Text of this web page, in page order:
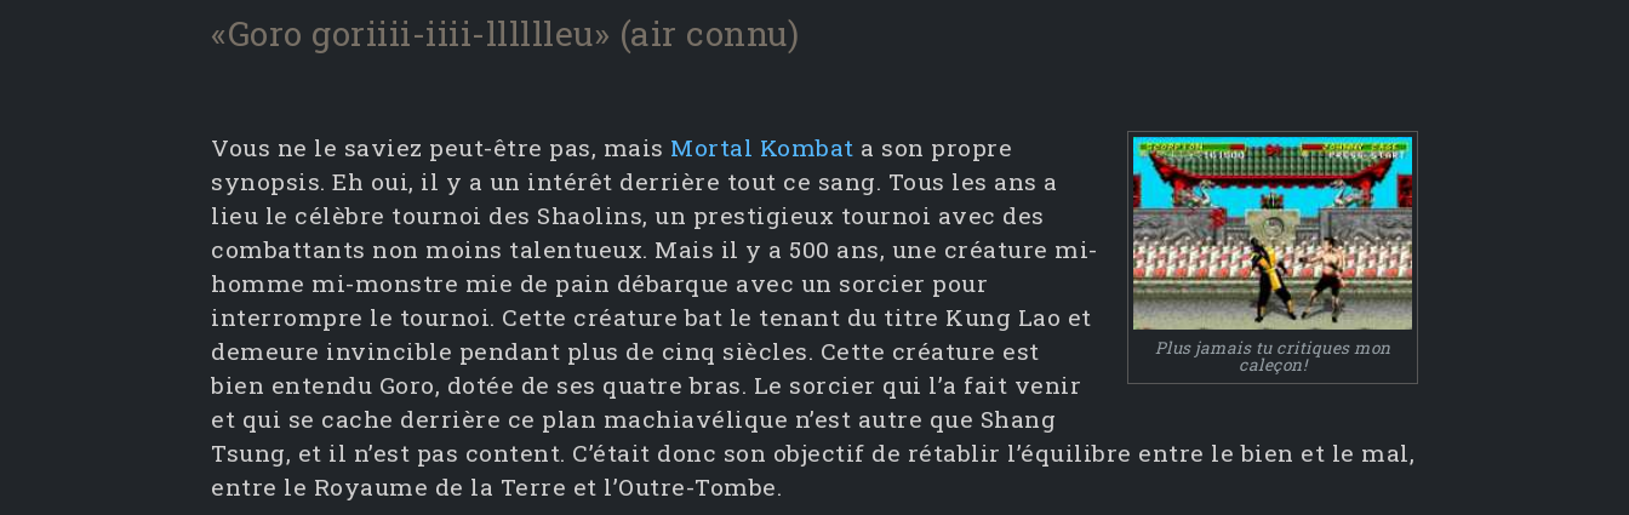
«Goro goriiii-iiii-lllllleu» (air connu)
Plus jamais tu critiques mon
caleçon!
Vous ne le saviez peut-être pas, mais Mortal Kombat a son propre
synopsis. Eh oui, il y a un intérêt derrière tout ce sang. Tous les ans a
lieu le célèbre tournoi des Shaolins, un prestigieux tournoi avec des
combattants non moins talentueux. Mais il y a 500 ans, une créature mi-
homme mi-monstre mie de pain débarque avec un sorcier pour
interrompre le tournoi. Cette créature bat le tenant du titre Kung Lao et
demeure invincible pendant plus de cinq siècles. Cette créature est
bien entendu Goro, dotée de ses quatre bras. Le sorcier qui l’a fait venir
et qui se cache derrière ce plan machiavélique n’est autre que Shang
Tsung, et il n’est pas content. C’était donc son objectif de rétablir l’équilibre entre le bien et le mal,
entre le Royaume de la Terre et l’Outre-Tombe.